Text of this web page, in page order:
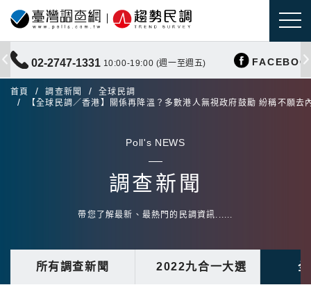
02-2747-1331 10:00-19:00 (週一至週五)
首頁 調查新聞
全球民調
【全球民調／香港】關係再降溫？多數港人無視政府鼓勵 紛稱不願去
Poll's NEWS
調查新聞
帶您了解最新、最熱門的民調資訊......
所有調查新聞 2022九合一大選